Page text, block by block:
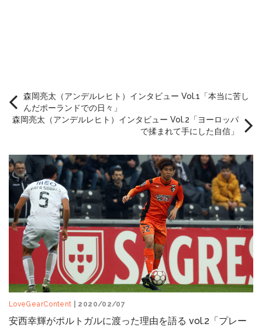
森岡亮太（アンデルレヒト）インタビュー Vol.1「本当に苦し
んだポーランドでの日々」
森岡亮太（アンデルレヒト）インタビュー Vol.2「ヨーロッパ
で揉まれて手にした自信」
LoveGearContent | 2020/02/07
安西幸輝がポルトガルに渡った理由を語る vol.2「プレー